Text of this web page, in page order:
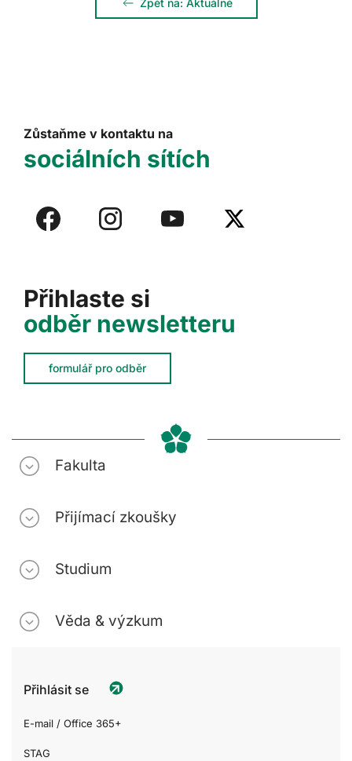
Zpět na: Aktuálně
Přihlaste si
odběr newsletteru
formulář pro odběr
Zůstaňme v kontaktu na
sociálních sítích
Fakulta
Přijímací zkoušky
Studium
Věda & výzkum
Přihlásit se
E-mail / Office 365+
STAG